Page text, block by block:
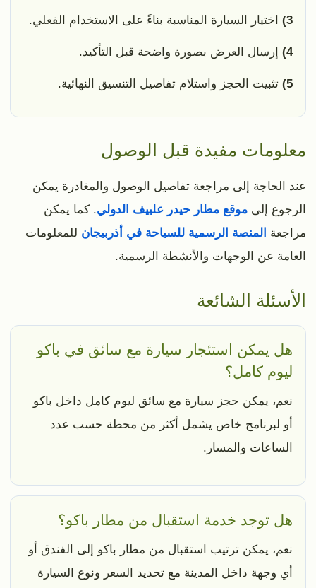
3) اختيار السيارة المناسبة بناءً على الاستخدام الفعلي.
4) إرسال العرض بصورة واضحة قبل التأكيد.
5) تثبيت الحجز واستلام تفاصيل التنسيق النهائية.
معلومات مفيدة قبل الوصول
عند الحاجة إلى مراجعة تفاصيل الوصول والمغادرة يمكن
الرجوع إلى موقع مطار حيدر علييف الدولي. كما يمكن
مراجعة المنصة الرسمية للسياحة في أذربيجان للمعلومات
العامة عن الوجهات والأنشطة الرسمية.
الأسئلة الشائعة
هل يمكن استئجار سيارة مع سائق في باكو
ليوم كامل؟
نعم، يمكن حجز سيارة مع سائق ليوم كامل داخل باكو
أو لبرنامج خاص يشمل أكثر من محطة حسب عدد
الساعات والمسار.
هل توجد خدمة استقبال من مطار باكو؟
نعم، يمكن ترتيب استقبال من مطار باكو إلى الفندق أو
أي وجهة داخل المدينة مع تحديد السعر ونوع السيارة